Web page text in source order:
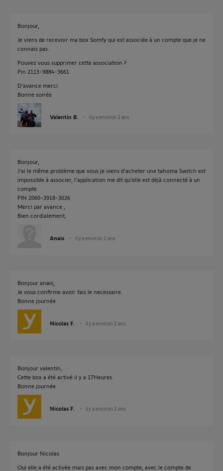
Bonjour,
Je viens de recevoir ma box Somfy qui est associée à un compte que je ne
connais pas.
Pouvez vous supprimer cette association ?
Pin 2113-9884-3661
D'avance merci
Bonne soirée
Valentin B. il y a environ 2 ans
Bonjour,
J’ai le même problème que vous je viens d’acheter une tahoma Switch est
impossible à associer, l’application me dit qu’elle est déjà connecté à un
compte
PIN 2060-3918-3026
Merci par avance ,
Bien cordialement,
Anais il y a environ 2 ans
Bonjour anais,
Je vous confirme avoir fais le necessaire.
Bonne journée
Nicolas F. il y a environ 2 ans
Bonjour valentin,
Cette box a été activé il y a 17Heures.
Bonne journée
Nicolas F. il y a environ 2 ans
Bonjour Nicolas
Oui elle a été activée mais pas avec mon compte, avec le compte de